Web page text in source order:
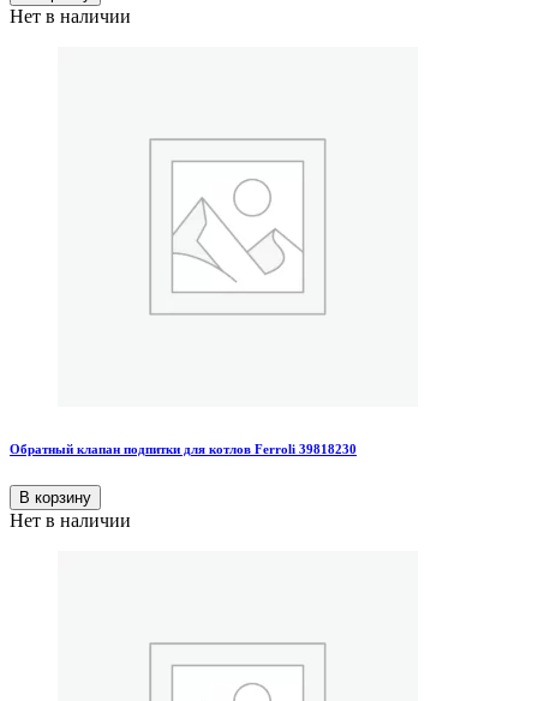
Нет в наличии
Обратный клапан подпитки для котлов Ferroli 39818230
В корзину
Нет в наличии